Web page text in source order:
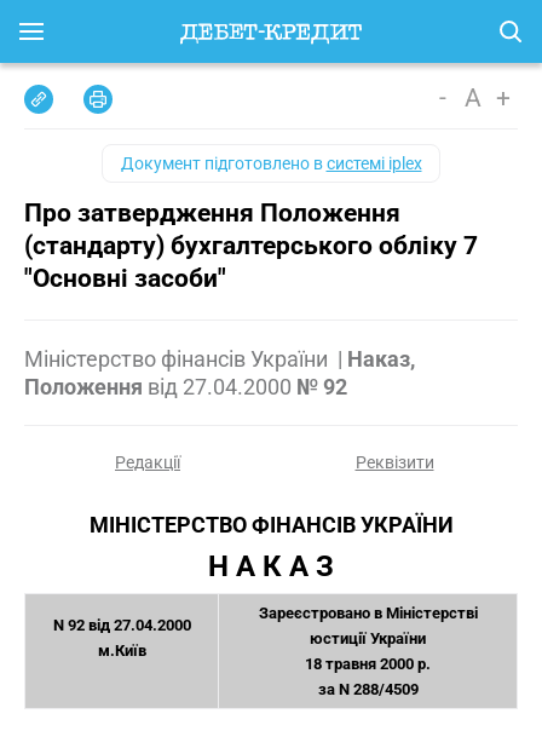
- A +
Документ підготовлено всистемі iplex
Про затвердження Положення
(стандарту) бухгалтерського обліку 7
"Основні засоби"
Міністерство фінансів України | Наказ,
Положення від 27.04.2000 № 92
Редакції Реквізити
МІНІСТЕРСТВО ФІНАНСІВ УКРАЇНИ
Н А К А З
N 92 від 27.04.2000
м.Київ
Зареєстровано в Міністерстві
юстиції України
18 травня 2000 р.
за N 288/4509